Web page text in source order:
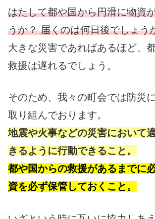
はたして都や国から円滑に物資
うか？ 届くのは何日後でしょう
大きな災害であればあるほど、
救援は遅れるでしょう。
そのため、我々の町会では防災
取り組んでおります。
地震や火事などの災害において
きるように行動できること。
都や国からの救援があるまでに
資を必ず保管しておくこと。